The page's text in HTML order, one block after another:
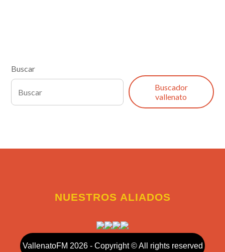
Buscar
Buscador
vallenato
NUESTROS ALIADOS
VallenatoFM 2026 - Copyright © All rights reserved